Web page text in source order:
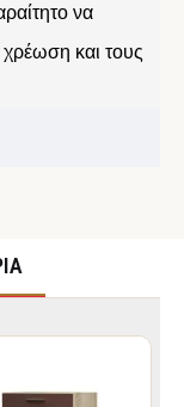
να
και τους